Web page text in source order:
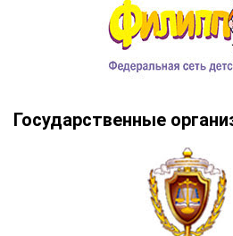
Государственные